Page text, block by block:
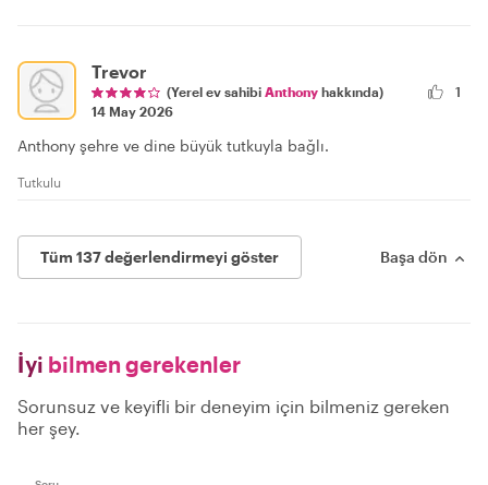
Trevor
(Yerel ev sahibi Anthony hakkında)
14 May 2026
1
Anthony şehre ve dine büyük tutkuyla bağlı.
Tutkulu
Tüm 137 değerlendirmeyi göster Başa dön
İyi bilmen gerekenler
Sorunsuz ve keyifli bir deneyim için bilmeniz gereken
her şey.